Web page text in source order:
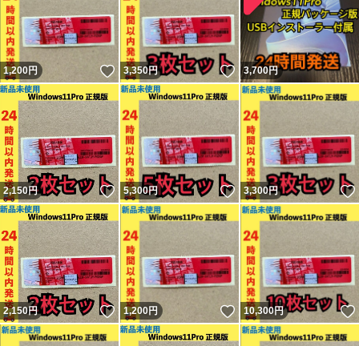
1,200円 いいね！
3,350円 いいね！
3,700円
2,150円 いいね！
5,300円 いいね！
3,300円
2,150円 いいね！
1,200円 いいね！
10,300円